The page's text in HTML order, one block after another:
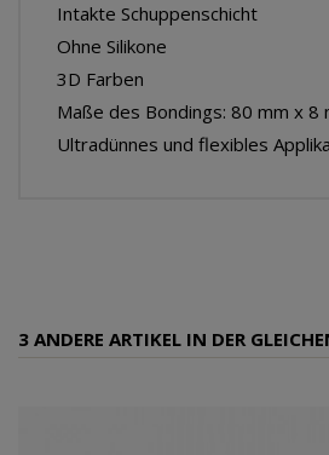
Intakte Schuppenschicht
Ohne Silikone
3D Farben
Maße des Bondings: 80 mm x 8
Ultradünnes und flexibles
3 ANDERE ARTIKEL IN DER